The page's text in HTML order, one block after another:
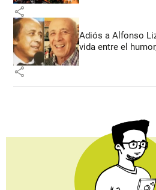
share
Adiós a Alfonso
vida entre el
share